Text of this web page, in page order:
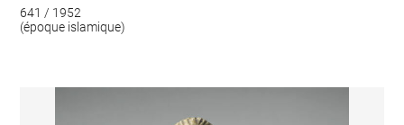
641 / 1952
(époque islamique)